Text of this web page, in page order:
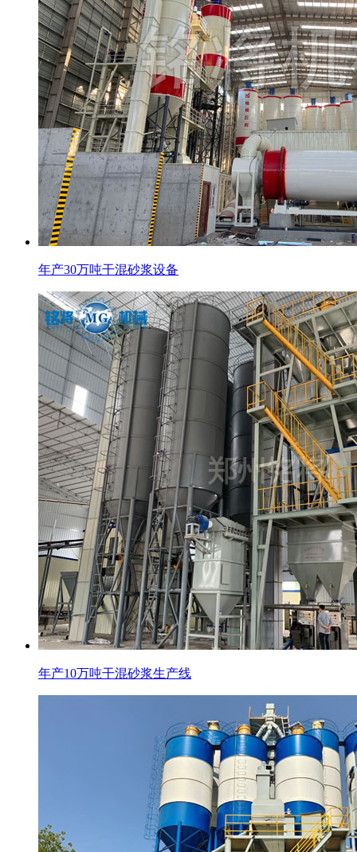
年产30万吨干混砂浆设备
年产10万吨干混砂浆生产线